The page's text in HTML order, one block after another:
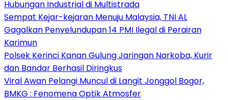
Hubungan Industrial di Multistrada
Sempat Kejar-kejaran Menuju Malaysia, TNI AL
Gagalkan Penyelundupan 14 PMI Ilegal di Perairan
Karimun
Polsek Kerinci Kanan Gulung Jaringan Narkoba, Kurir
dan Bandar Berhasil Diringkus
Viral Awan Pelangi Muncul di Langit Jonggol Bogor,
BMKG : Fenomena Optik Atmosfer